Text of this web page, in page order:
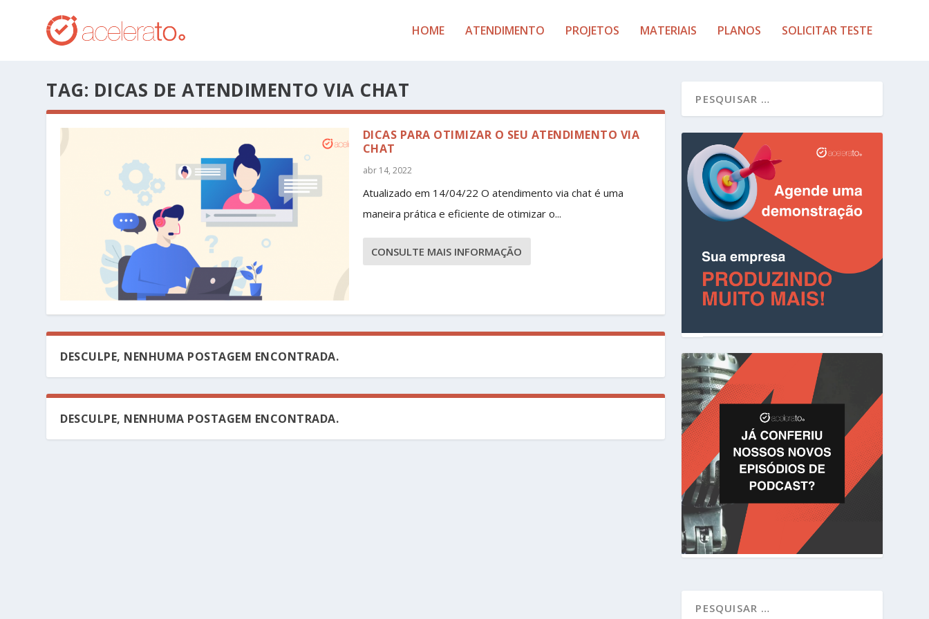
HOME ATENDIMENTO PROJETOS MATERIAIS PLANOS SOLICITAR TESTE
TAG: DICAS DE ATENDIMENTO VIA CHAT
DICAS PARA OTIMIZAR O SEU ATENDIMENTO VIA
CHAT
abr 14, 2022
Atualizado em 14/04/22 O atendimento via chat é uma
maneira prática e eficiente de otimizar o...
CONSULTE MAIS INFORMAÇÃO
DESCULPE, NENHUMA POSTAGEM ENCONTRADA.
DESCULPE, NENHUMA POSTAGEM ENCONTRADA.